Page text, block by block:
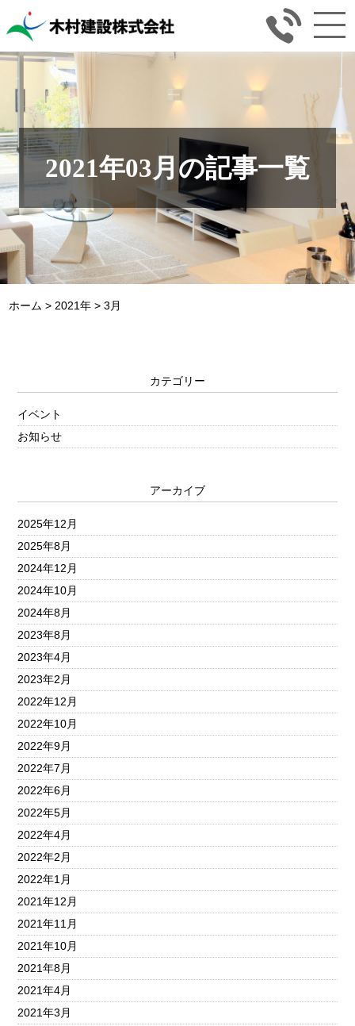
2021年03月の記事一覧
ホーム >2021年 >3月
カテゴリー
イベント
お知らせ
アーカイブ
2025年12月
2025年8月
2024年12月
2024年10月
2024年8月
2023年8月
2023年4月
2023年2月
2022年12月
2022年10月
2022年9月
2022年7月
2022年6月
2022年5月
2022年4月
2022年2月
2022年1月
2021年12月
2021年11月
2021年10月
2021年8月
2021年4月
2021年3月